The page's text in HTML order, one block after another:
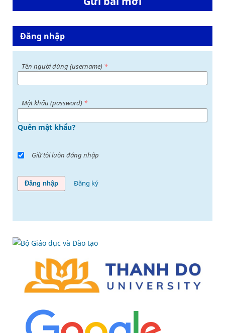
Đăng nhập
Tên người dùng (username) *
Mật khấu (password) *
Quên mật khẩu?
Giữ tôi luôn đăng nhập
Đăng nhập Đăng ký